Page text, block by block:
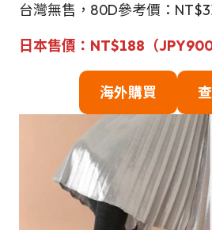
台灣無售，80D參考價：
日本售價：NT$188（
海外購買